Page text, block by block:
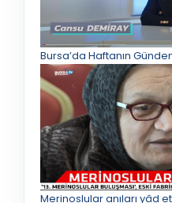
Bursa’da Haftanın
Merinoslular anıları yâd